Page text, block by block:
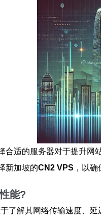
合适的服务器对于提升网
新加坡的CN2 VPS ，以
能?
了解其网络传输速度、